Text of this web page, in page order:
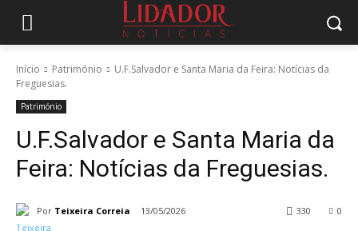
Início Património
U.F.Salvador e Santa Maria da Feira: Notícias da
Freguesias.
Património
U.F.Salvador e Santa Maria da
Feira: Notícias da Freguesias.
Por Teixeira Correia 13/05/2026 0
330